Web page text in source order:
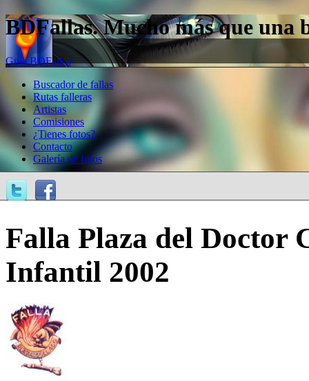
BDFallas. Mucho más que una
Guía BDFallas
Buscador de fallas
Rutas falleras
Artistas
Comisiones
¿Tienes fotos?
Contacto
Galería de fotos
Falla Plaza del Doctor
Infantil 2002